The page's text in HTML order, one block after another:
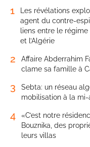
1
Les révélations
agent du contre-
liens entre le
et l’Algérie
2
Affaire Abderrahim
clame sa famille à
3
Sebta: un réseau
mobilisation à la
4
«C’est notre
Bouznika, des
leurs villas